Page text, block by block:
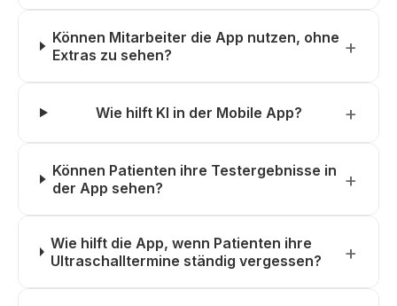
Können Mitarbeiter die App nutzen, ohne
Extras zu sehen?
Wie hilft KI in der Mobile App?
Können Patienten ihre Testergebnisse in
der App sehen?
Wie hilft die App, wenn Patienten ihre
Ultraschalltermine ständig vergessen?